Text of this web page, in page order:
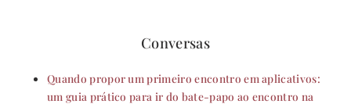
Conversas
Quando propor um primeiro encontro em aplicativos:
um guia prático para ir do bate-papo ao encontro na